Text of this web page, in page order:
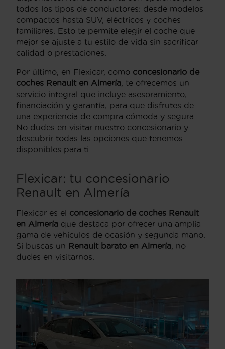
todos los tipos de conductores: desde modelos
compactos hasta SUV, eléctricos y coches
familiares. Esto te permite elegir el coche que
mejor se ajuste a tu estilo de vida sin sacrificar
calidad o prestaciones.
Por último, en Flexicar, como concesionario de
coches Renault en Almería , te ofrecemos un
servicio integral que incluye asesoramiento,
financiación y garantía, para que disfrutes de
una experiencia de compra cómoda y segura.
No dudes en visitar nuestro concesionario y
descubrir todas las opciones que tenemos
disponibles para ti.
Flexicar: tu concesionario
Renault en Almería
Flexicar es el concesionario de coches Renault
en Almería que destaca por ofrecer una amplia
gama de vehículos de ocasión y segunda mano.
Si buscas un Renault barato en Almería , no
dudes en visitarnos.